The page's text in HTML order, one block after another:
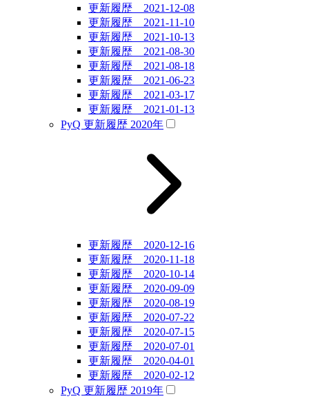
更新履歴 2021-12-08
更新履歴 2021-11-10
更新履歴 2021-10-13
更新履歴 2021-08-30
更新履歴 2021-08-18
更新履歴 2021-06-23
更新履歴 2021-03-17
更新履歴 2021-01-13
PyQ 更新履歴 2020年
更新履歴 2020-12-16
更新履歴 2020-11-18
更新履歴 2020-10-14
更新履歴 2020-09-09
更新履歴 2020-08-19
更新履歴 2020-07-22
更新履歴 2020-07-15
更新履歴 2020-07-01
更新履歴 2020-04-01
更新履歴 2020-02-12
PyQ 更新履歴 2019年